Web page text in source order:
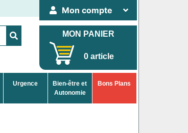
Mon compte
MON PANIER
0 article
Urgence
Bien-être et
Autonomie
Bons Plans